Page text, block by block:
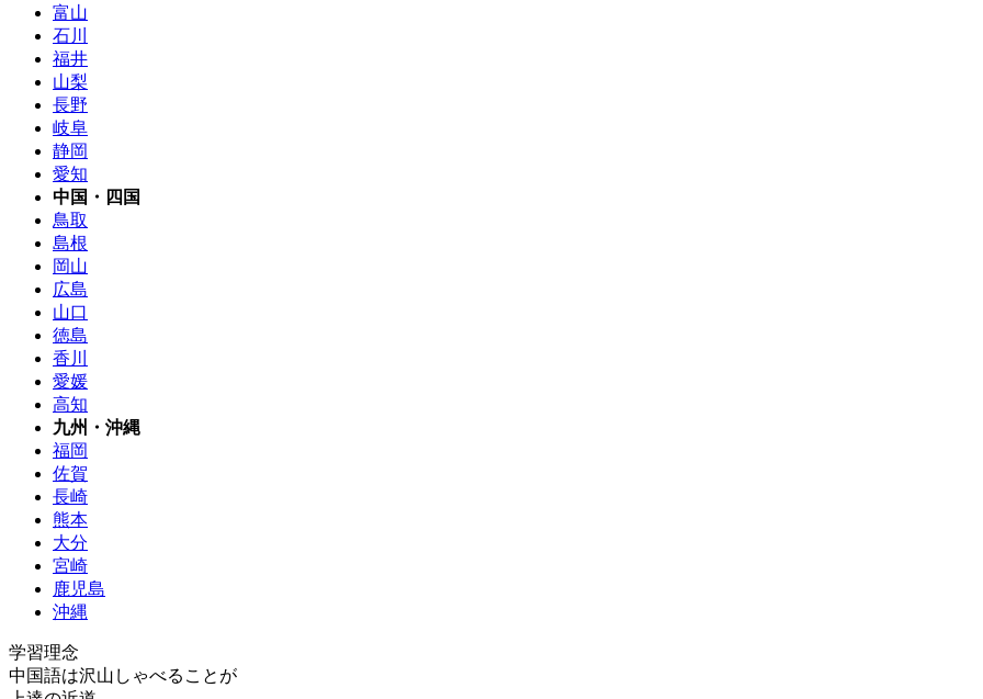
富山
石川
福井
山梨
長野
岐阜
静岡
愛知
中国・四国
鳥取
島根
岡山
広島
山口
徳島
香川
愛媛
高知
九州・沖縄
福岡
佐賀
長崎
熊本
大分
宮崎
鹿児島
沖縄
学習理念
中国語は沢山しゃべることが